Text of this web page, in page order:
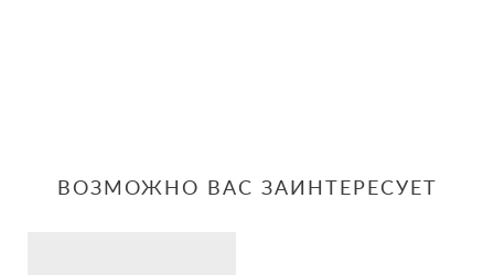
ВОЗМОЖНО ВАС ЗАИНТЕРЕСУЕТ